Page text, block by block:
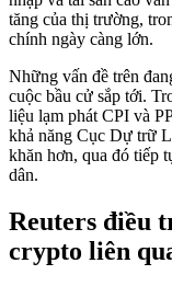
tăng của thị trường,
chính ngày càng lớn.
Những vấn đề trên
cuộc bầu cử sắp tới.
liệu lạm phát CPI và
khả năng Cục Dự trữ
khăn hơn, qua đó tiếp
dân.
Reuters điều
crypto liên